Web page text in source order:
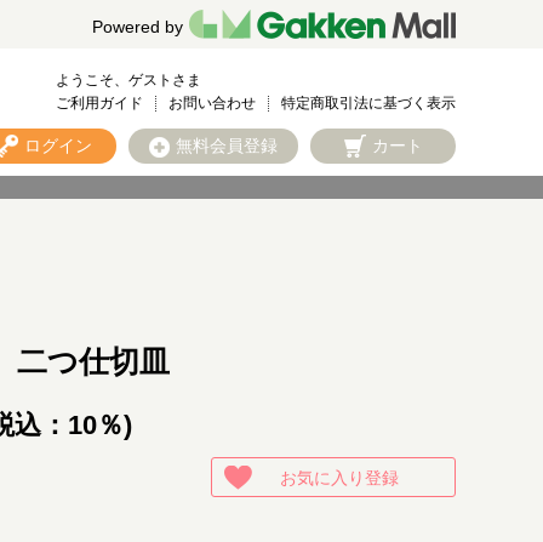
Powered by
ようこそ、ゲストさま
ご利用ガイド
お問い合わせ 特定商取引法に基づく表示
ログイン 無料会員登録 カート
つ仕切皿
込：10％)
お気に入り登録